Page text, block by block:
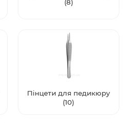
(8)
Пінцети для педикюру
(10)